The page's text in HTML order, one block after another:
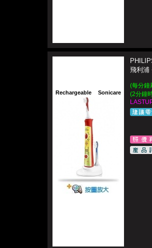
Rechargeable Sonicare
飛利浦
(每分鐘
(2分鐘